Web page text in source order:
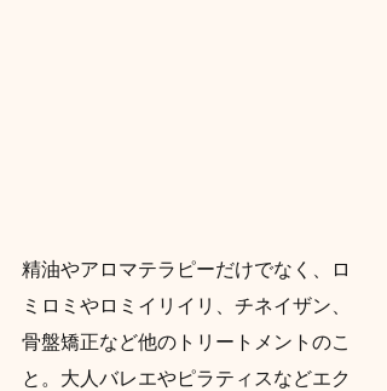
精油やアロマテラピーだけでなく、ロ
ミロミやロミイリイリ、チネイザン、
骨盤矯正など他のトリートメントのこ
と。大人バレエやピラティスなどエク